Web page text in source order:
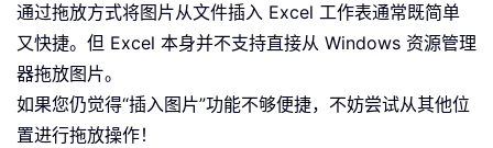
通过拖放方式将图片从文件插入 Excel 工作表通常既简单
又快捷。但 Excel 本身并不支持直接从 Windows 资源管理
器拖放图片。
如果您仍觉得“插入图片”功能不够便捷，不妨尝试从其他位
置进行拖放操作！